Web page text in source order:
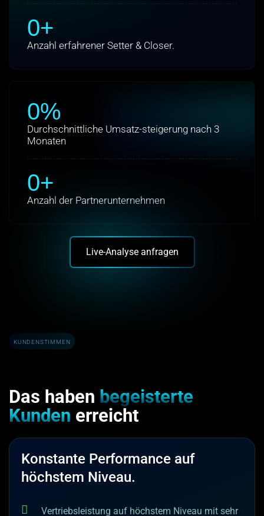
Anzahl erfahrener Setter & Closer.
0+
Durchschnittliche Umsatz-steigerung nach 3
Monaten
0%
Anzahl der Partnerunternehmen
0+
Live-Analyse anfragen
KUNDENSTIMMEN
Das haben begeisterte
Kunden erreicht
Konstante Performance auf
höchstem Niveau.
Vertriebsleistung auf höchstem Niveau mit sehr